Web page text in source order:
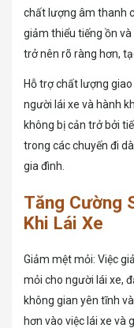
chất lượng âm thanh
giảm thiểu tiếng ồn
trở nên rõ ràng hơn,
Hỗ trợ chất lượng
người lái xe và hành
không bị cản trở bởi
trong các chuyến đi
gia đình.
Tăng Cường
Khi Lái Xe
Giảm mệt mỏi: Việc
mỏi cho người lái xe,
không gian yên tĩnh
hơn vào việc lái xe và